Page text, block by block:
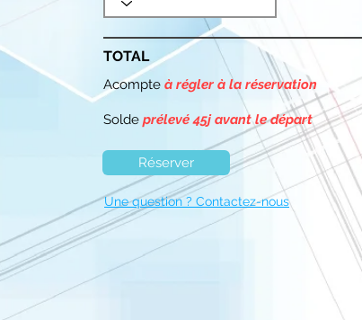
TOTAL
Acompte à régler à la réservation
Solde prélevé 45j avant le départ
Réserver
Une question ? Contactez-nous